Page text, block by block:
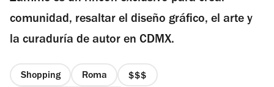
estrellas
comunidad, resaltar el diseño gráfico, el arte y
la curaduría de autor en CDMX.
Shopping Roma
precio